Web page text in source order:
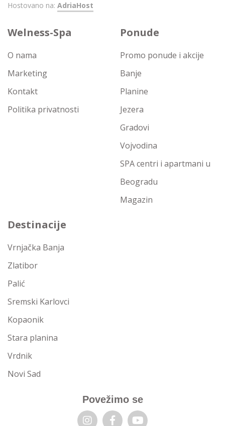
Hostovano na: AdriaHost
Welness-Spa
O nama
Marketing
Kontakt
Politika privatnosti
Ponude
Promo ponude i akcije
Banje
Planine
Jezera
Gradovi
Vojvodina
SPA centri i apartmani u
Beogradu
Magazin
Destinacije
Vrnjačka Banja
Zlatibor
Palić
Sremski Karlovci
Kopaonik
Stara planina
Vrdnik
Novi Sad
Povežimo se